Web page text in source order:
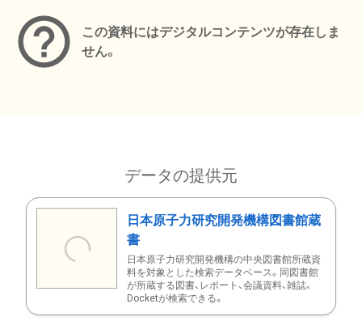
この資料にはデジタルコンテンツが存在しま
せん。
データの提供元
日本原子力研究開発機構図書館蔵
書
日本原子力研究開発機構の中央図書館所蔵資
料を対象とした検索データベース。同図書館
が所蔵する図書、レポート、会議資料、雑誌、
Docketが検索できる。